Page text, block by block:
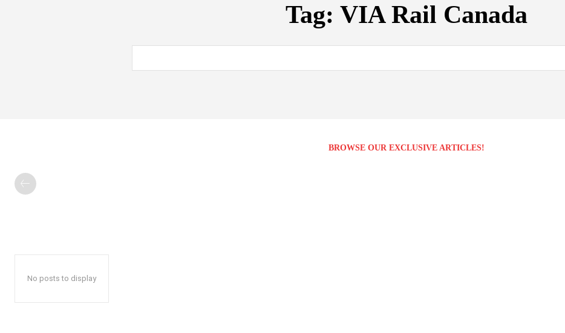
Tag: VIA Rail Canada
BROWSE OUR EXCLUSIVE ARTICLES!
No posts to display